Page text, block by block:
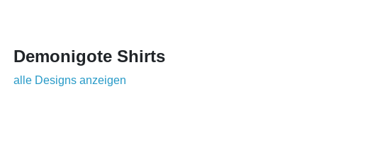
Demonigote Shirts
alle Designs anzeigen